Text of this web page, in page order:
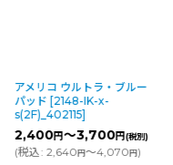
アメリコ ウルトラ・ブルー
パッド [2148-IK-x-
s(2F)_402115]
2,400円～3,700円(税別)
(税込: 2,640円～4,070円)